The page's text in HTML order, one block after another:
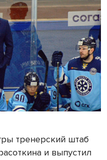
тренерский штаб
и выпустил